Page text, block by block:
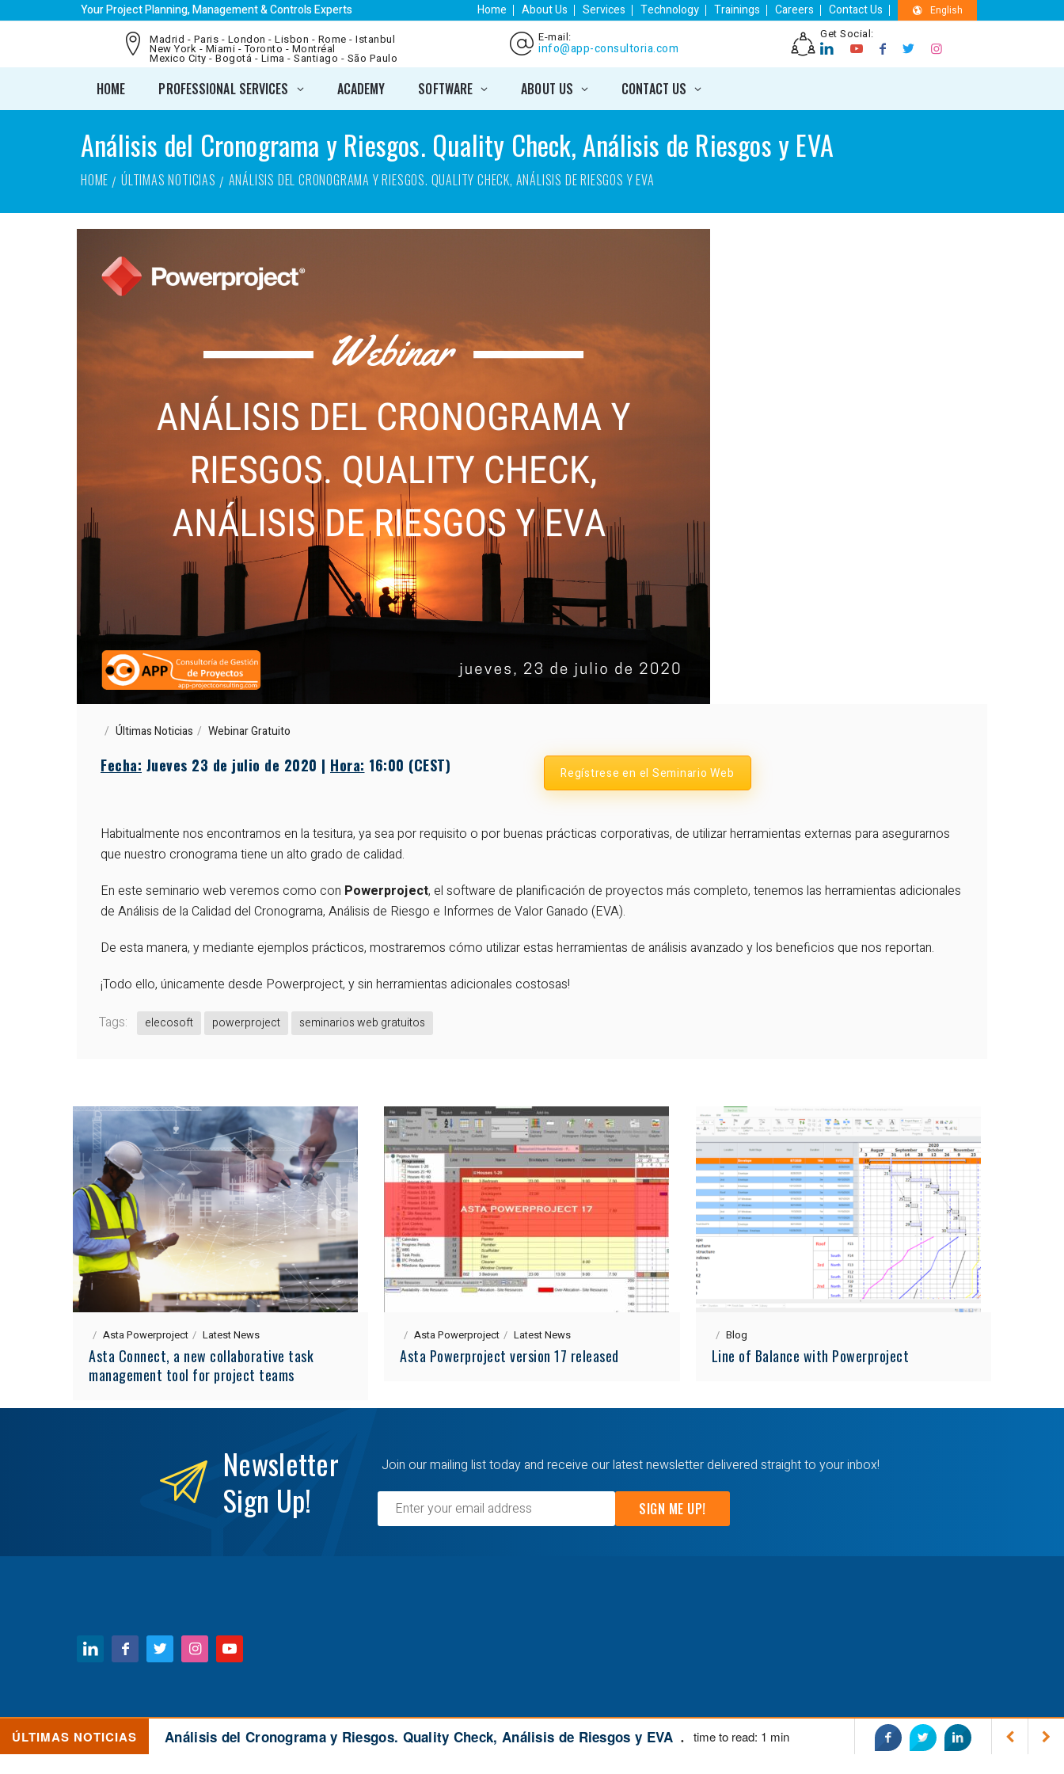
Your Project Planning, Management & Controls Experts Home About Us Services Technology Trainings Careers Contact Us English
Madrid - Paris - London - Lisbon - Rome - Istanbul
New York - Miami - Toronto - Montréal
Mexico City - Bogotá - Lima - Santiago - São Paulo
E-mail:
info@app-consultoria.com
Get Social:
HOME PROFESSIONAL SERVICES ACADEMY SOFTWARE ABOUT US CONTACT US
Análisis del Cronograma y Riesgos. Quality Check, Análisis de Riesgos y EVA
HOME ÚLTIMAS NOTICIAS ANÁLISIS DEL CRONOGRAMA Y RIESGOS. QUALITY CHECK, ANÁLISIS DE RIESGOS Y EVA
Últimas Noticias Webinar Gratuito
Fecha: Jueves 23 de julio de 2020 | Hora: 16:00 (CEST) Regístrese en el Seminario Web
Habitualmente nos encontramos en la tesitura, ya sea por requisito o por buenas prácticas corporativas, de utilizar herramientas externas para asegurarnos
que nuestro cronograma tiene un alto grado de calidad.
En este seminario web veremos como con Powerproject, el software de planificación de proyectos más completo, tenemos las herramientas adicionales
de Análisis de la Calidad del Cronograma, Análisis de Riesgo e Informes de Valor Ganado (EVA).
De esta manera, y mediante ejemplos prácticos, mostraremos cómo utilizar estas herramientas de análisis avanzado y los beneficios que nos reportan.
¡Todo ello, únicamente desde Powerproject, y sin herramientas adicionales costosas!
Tags:
elecosoft powerproject seminarios web gratuitos
Asta Powerproject Latest News
Asta Connect, a new collaborative task
management tool for project teams
Asta Powerproject Latest News
Asta Powerproject version 17 released
Blog
Line of Balance with Powerproject
Newsletter
Sign Up!
Join our mailing list today and receive our latest newsletter delivered straight to your inbox!
SIGN ME UP!
Read Our Privacy Policy| © Copyright 2026 - APP Consultoría - APP-PMC Project Planning & Management Consulting. All Rights Reserved.
ÚLTIMAS NOTICIAS Análisis del Cronograma y Riesgos. Quality Check, Análisis de Riesgos y EVA time to read: 1 min